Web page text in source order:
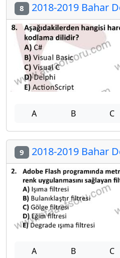
8 2018-2019 Bahar
A B C
9 2018-2019 Bahar
A B C